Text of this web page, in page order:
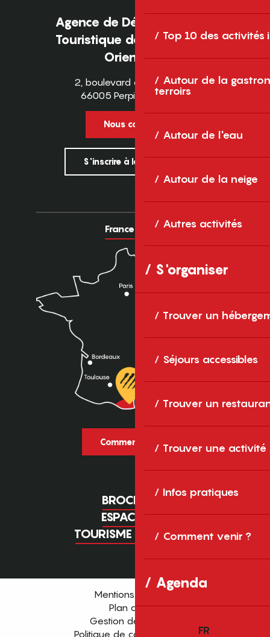
Top 10 des activités
Autour de la
terroirs
Autour de l'eau
Autour de la neige
Autres activités
S'organiser
Trouver un
Séjours accessibles
Trouver un
Trouver une activité
Infos pratiques
Comment venir ?
Agenda
FR
Agence de Développement
Touristique des Pyrénées-
Orientales
2, boulevard des Pyrénées
66005 Perpignan Cedex
Nous contacter
S'inscrire à la newsletter
France Europe
Comment venir ?
BROCHURES
ESPACE PRO
TOURISME D'AFFAIRES
Mentions légales
Plan du site
Gestion des cookies
Politique de confidentialité